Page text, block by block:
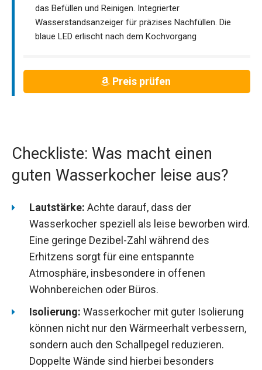
das Befüllen und Reinigen. Integrierter
Wasserstandsanzeiger für präzises Nachfüllen. Die
blaue LED erlischt nach dem Kochvorgang
Preis prüfen
Checkliste: Was macht einen
guten Wasserkocher leise aus?
Lautstärke: Achte darauf, dass der
Wasserkocher speziell als leise beworben wird.
Eine geringe Dezibel-Zahl während des
Erhitzens sorgt für eine entspannte
Atmosphäre, insbesondere in offenen
Wohnbereichen oder Büros.
Isolierung: Wasserkocher mit guter Isolierung
können nicht nur den Wärmeerhalt verbessern,
sondern auch den Schallpegel reduzieren.
Doppelte Wände sind hierbei besonders